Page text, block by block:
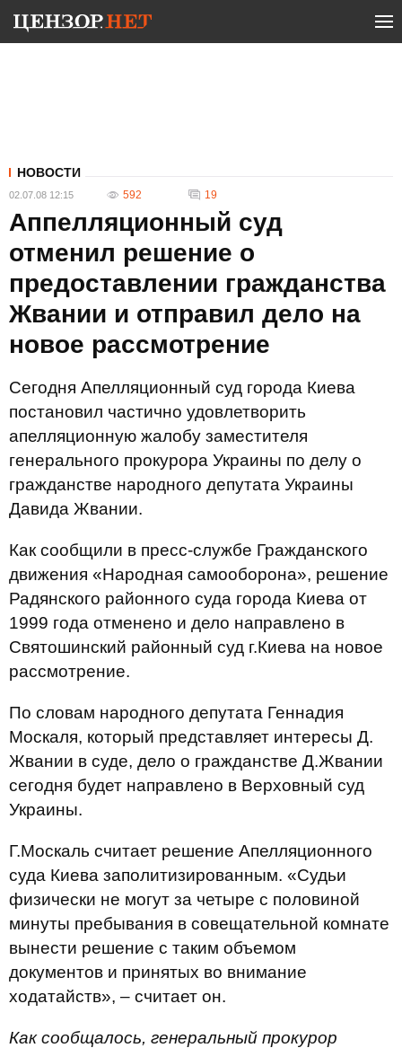
НОВОСТИ
02.07.08 12:15 592 19
Аппелляционный суд
отменил решение о
предоставлении гражданства
Жвании и отправил дело на
новое рассмотрение
Сегодня Апелляционный суд города Киева
постановил частично удовлетворить
апелляционную жалобу заместителя
генерального прокурора Украины по делу о
гражданстве народного депутата Украины
Давида Жвании.
Как сообщили в пресс-службе Гражданского
движения «Народная самооборона», решение
Радянского районного суда города Киева от
1999 года отменено и дело направлено в
Святошинский районный суд г.Киева на новое
рассмотрение.
По словам народного депутата Геннадия
Москаля, который представляет интересы Д.
Жвании в суде, дело о гражданстве Д.Жвании
сегодня будет направлено в Верховный суд
Украины.
Г.Москаль считает решение Апелляционного
суда Киева заполитизированным. «Судьи
физически не могут за четыре с половиной
минуты пребывания в совещательной комнате
вынести решение с таким объемом
документов и принятых во внимание
ходатайств», – считает он.
Как сообщалось, генеральный прокурор